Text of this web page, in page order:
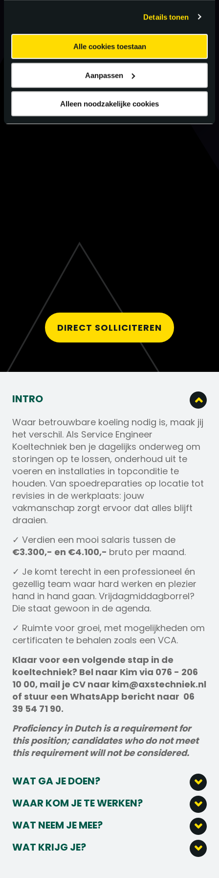
Details tonen
Alle cookies toestaan
Aanpassen
Alleen noodzakelijke cookies
DIRECT SOLLICITEREN
INTRO
Waar betrouwbare koeling nodig is, maak jij
het verschil. Als Service Engineer
Koeltechniek ben je dagelijks onderweg om
storingen op te lossen, onderhoud uit te
voeren en installaties in topconditie te
houden. Van spoedreparaties op locatie tot
revisies in de werkplaats: jouw
vakmanschap zorgt ervoor dat alles blijft
draaien.
✓ Verdien een mooi salaris tussen de
€3.300,- en €4.100,- bruto per maand.
✓ Je komt terecht in een professioneel én
gezellig team waar hard werken en plezier
hand in hand gaan. Vrijdagmiddagborrel?
Die staat gewoon in de agenda.
✓ Ruimte voor groei, met mogelijkheden om
certificaten te behalen zoals een VCA.
Klaar voor een volgende stap in de
koeltechniek? Bel naar Kim via 076 - 206
10 00, mail je CV naar kim@axstechniek.nl
of stuur een WhatsApp bericht naar 06
39 54 71 90.
Proficiency in Dutch is a requirement for
this position; candidates who do not meet
this requirement will not be considered.
WAT GA JE DOEN?
Installeren, onderhouden en demonteren
van koel- en verwarmingsinstallaties op
uiteenlopende locaties in Nederland en af
en toe België.
Storingen snel analyseren en zelfstandig
WAAR KOM JE TE WERKEN?
staat een team dat weet wat het doet. Al
jarenlang ontwerpen, installeren en
onderhouden wij koeltechnische en HVAC-
WAT NEEM JE MEE?
opleiding in de koeltechniek,
WAT KRIJG JE?